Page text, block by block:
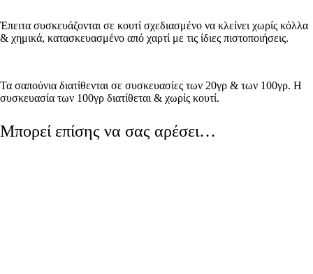
Έπειτα συσκευάζονται σε κουτί σχεδιασμένο να κλείνει χωρίς κόλλα
& χημικά, κατασκευασμένο από χαρτί με τις ίδιες πιστοποιήσεις.
Τα σαπούνια διατίθενται σε συσκευασίες των 20γρ & των 100γρ. Η
συσκευασία των 100γρ διατίθεται & χωρίς κουτί.
Μπορεί επίσης να σας αρέσει…